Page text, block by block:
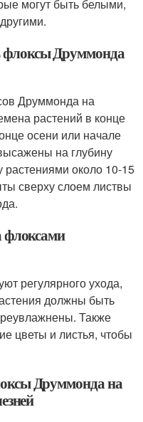
могут быть белыми,
Друммонда
Друммонда на
растений в конце
осени или начале
на глубину
около 10-15
сверху слоем листвы
флоксами
регулярного ухода,
должны быть
Также
цветы и листья, чтобы
Друммонда на